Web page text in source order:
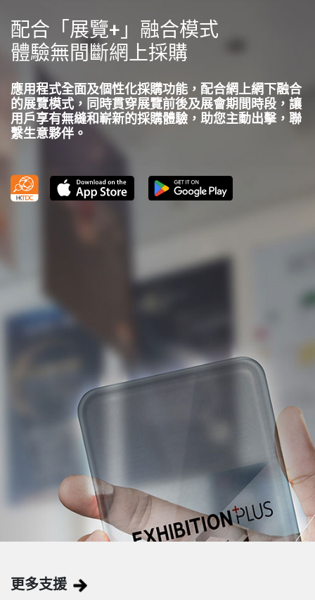
配合「展覽+」融合模式
體驗無間斷網上採購
應用程式全面及個性化採購功能，配合網上網下融合
的展覽模式，同時貫穿展覽前後及展會期間時段，讓
用戶享有無縫和嶄新的採購體驗，助您主動出擊，聯
繫生意夥伴。
更多支援